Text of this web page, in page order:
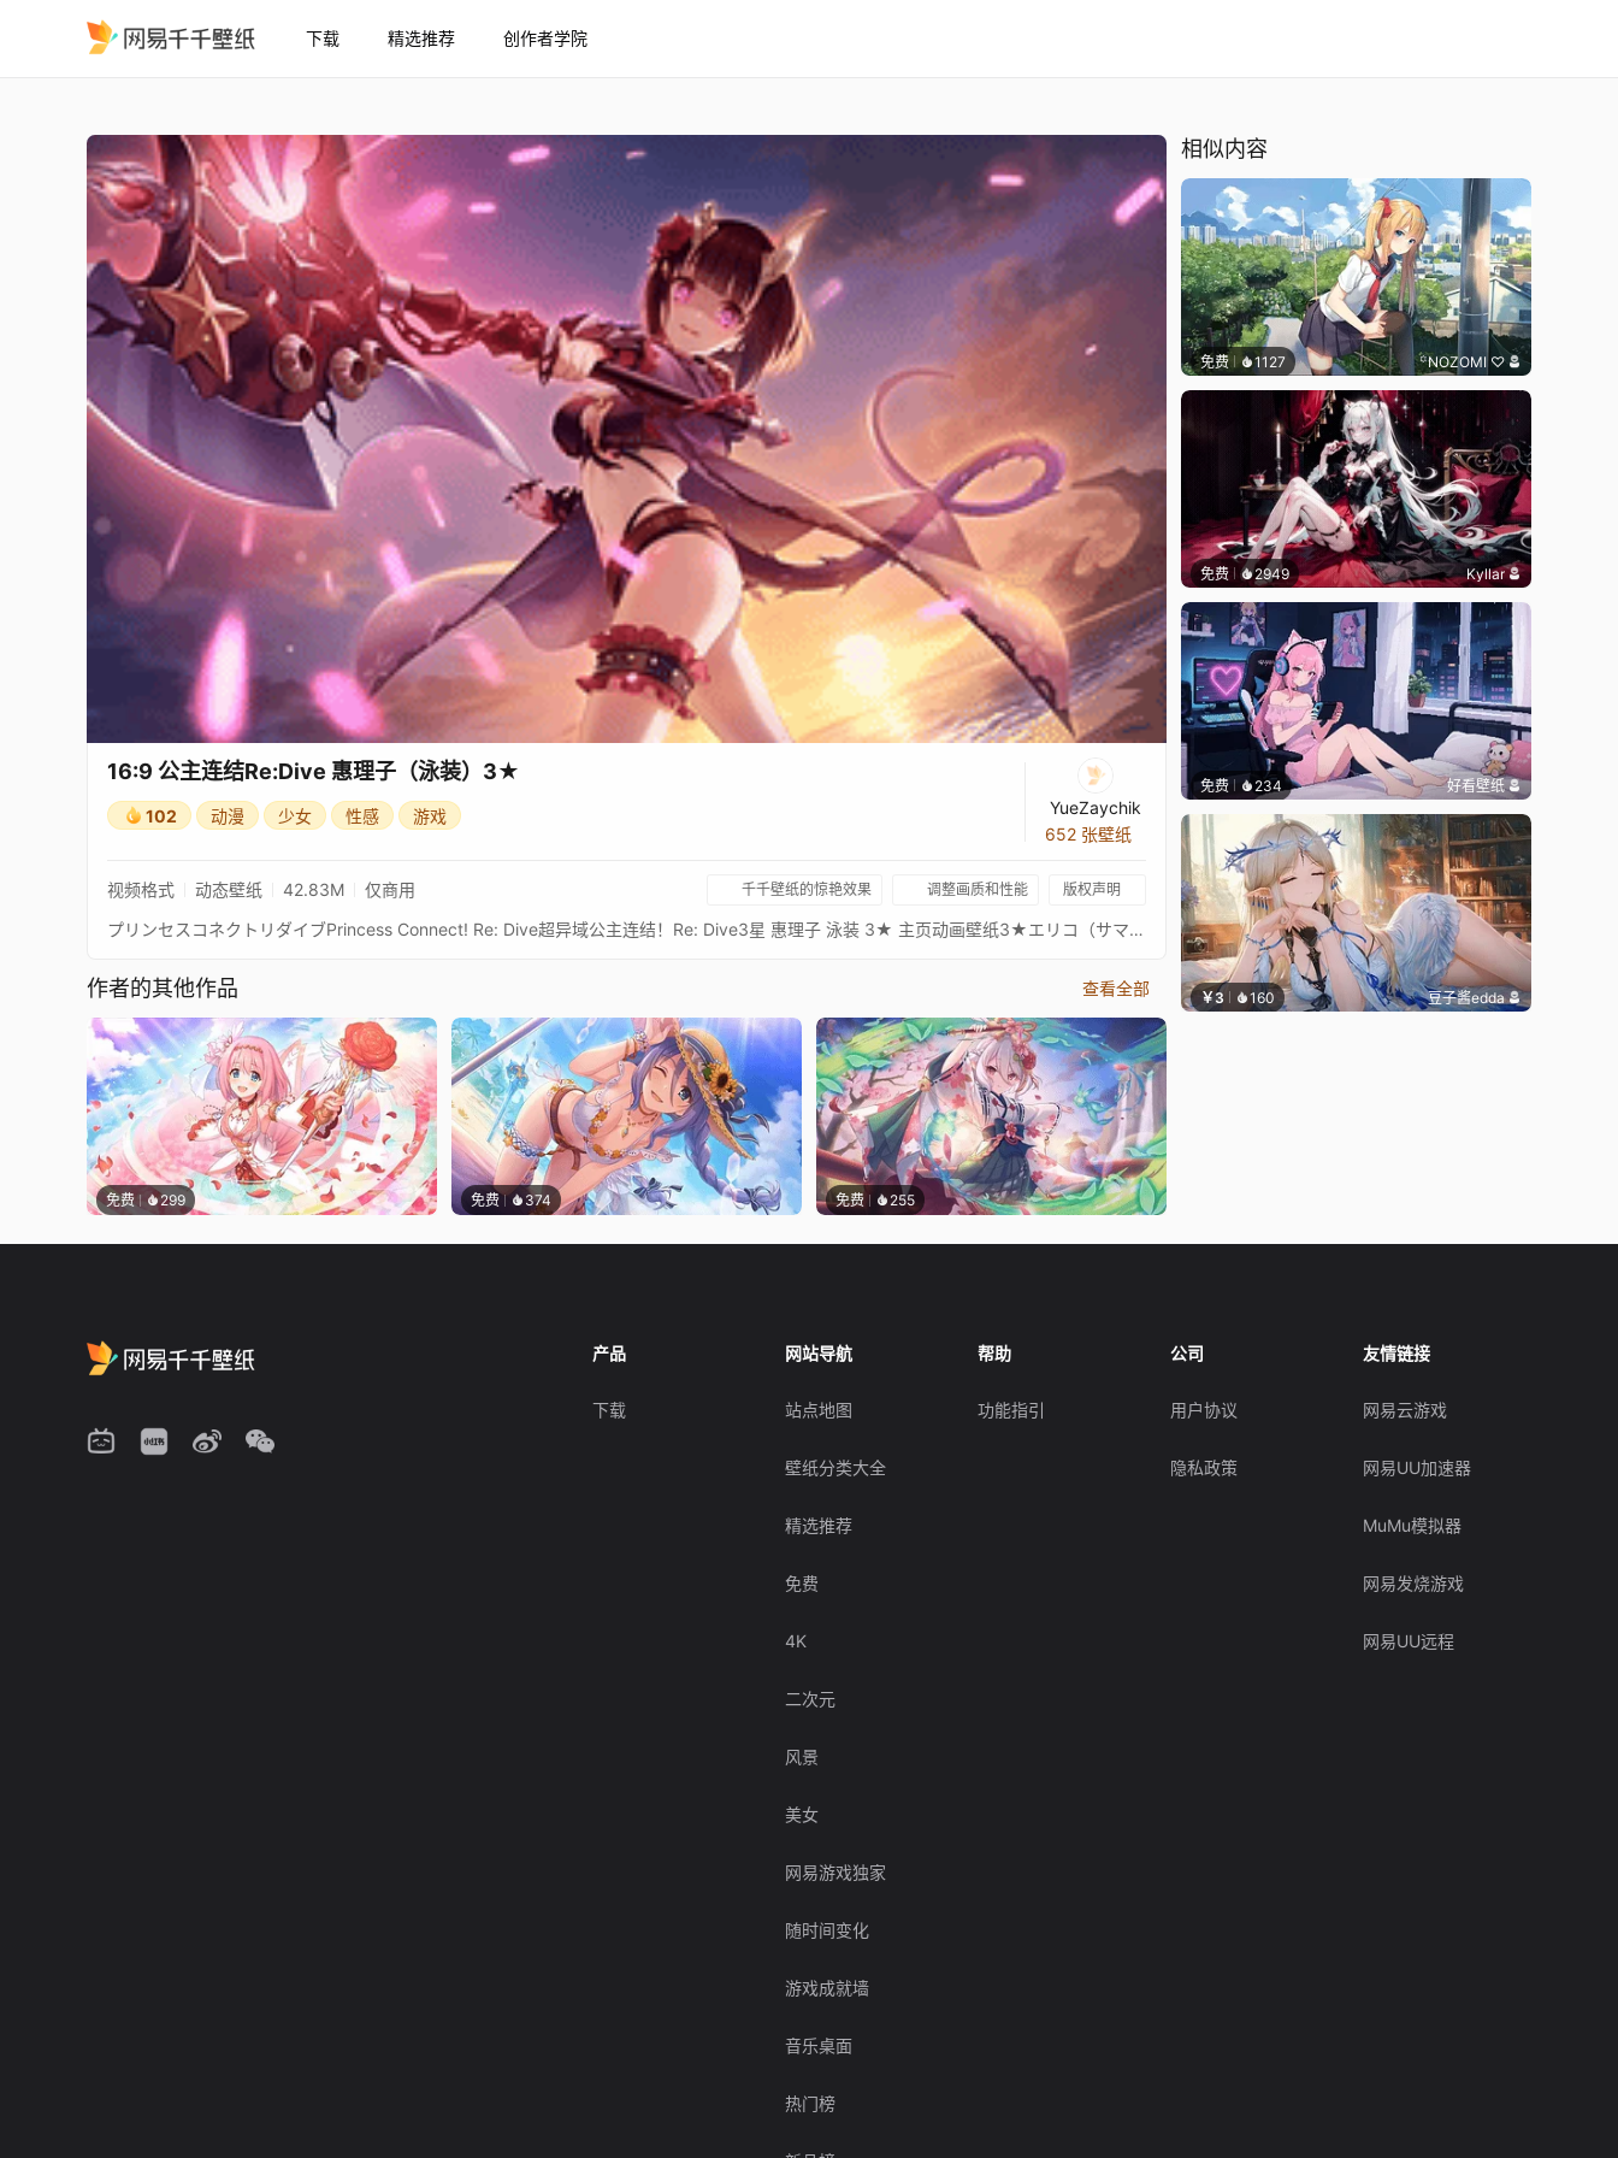
下载 精选推荐 创作者学院
16:9 公主连结Re:Dive 惠理子（泳装）3★
102 动漫 少女 性感 游戏
YueZaychik
652 张壁纸
视频格式 动态壁纸 42.83M 仅商用 千千壁纸的惊艳效果 调整画质和性能 版权声明
プリンセスコネクトリダイブPrincess Connect! Re: Dive超异域公主连结！Re: Dive3星 惠理子 泳装 3★ 主页动画壁纸3★エリコ（サマー） - Eriko通过 Waifu2x 降噪放大 + FFmpeg 60FPS 补帧处理21:9 带鱼屏适配版：https://steamcommunity.com/sharedfiles/filedetails/?id=2536529108PCR 16:9 合集：https://steamcommunity.com/sharedfiles/filedetails/?id=2134024999PCR 21:9 合集：https://steamcommunity.com/sharedfiles/filedetails/?id=2137377323
作者的其他作品 查看全部
免费 299 免费 374 免费 255
相似内容
免费 1127 ꙳NOZOMI ♡
免费 2949 Kyllar
免费 234 好看壁纸
￥3 160 豆子酱edda
产品
下载
网站导航
站点地图
壁纸分类大全
精选推荐
免费
4K
二次元
风景
美女
网易游戏独家
随时间变化
游戏成就墙
音乐桌面
热门榜
帮助
功能指引
公司
用户协议
隐私政策
友情链接
网易云游戏
网易UU加速器
MuMu模拟器
网易发烧游戏
网易UU远程